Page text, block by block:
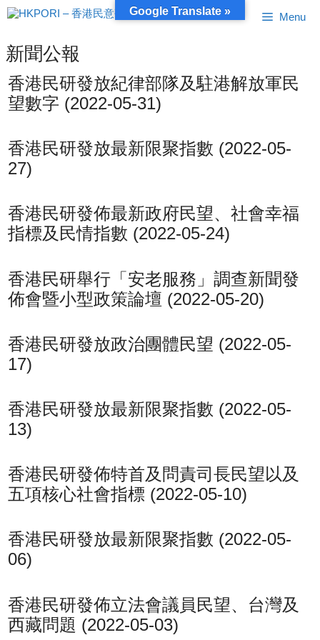
跳
至
容
Menu
新聞公報
香港民研發放紀律部隊及駐港解放軍民
望數字 (2022-05-31)
香港民研發放最新限聚指數 (2022-05-
27)
香港民研發佈最新政府民望、社會幸福
指標及民情指數 (2022-05-24)
香港民研舉行「安老服務」調查新聞發
佈會暨小型政策論壇 (2022-05-20)
香港民研發放政治團體民望 (2022-05-
17)
香港民研發放最新限聚指數 (2022-05-
13)
香港民研發佈特首及問責司長民望以及
五項核心社會指標 (2022-05-10)
香港民研發放最新限聚指數 (2022-05-
06)
香港民研發佈立法會議員民望、台灣及
西藏問題 (2022-05-03)
Google Translate »